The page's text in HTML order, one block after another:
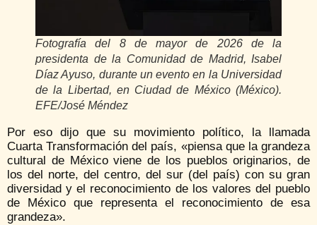
Fotografía del 8 de mayor de 2026 de la
presidenta de la Comunidad de Madrid, Isabel
Díaz Ayuso, durante un evento en la Universidad
de la Libertad, en Ciudad de México (México).
EFE/José Méndez
Por eso dijo que su movimiento político, la llamada
Cuarta Transformación del país, «piensa que la grandeza
cultural de México viene de los pueblos originarios, de
los del norte, del centro, del sur (del país) con su gran
diversidad y el reconocimiento de los valores del pueblo
de México que representa el reconocimiento de esa
grandeza».